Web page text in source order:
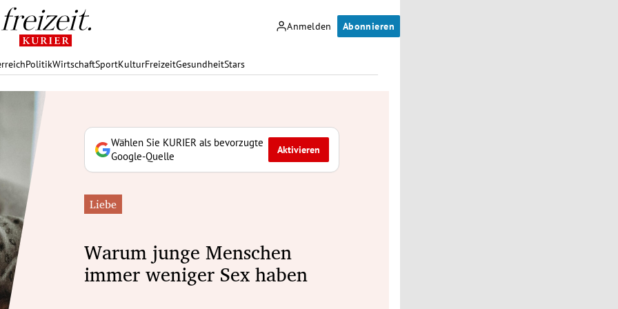
Anmelden Abonnieren
PolitikWirtschaftSportKulturFreizeitGesundheitStars
Wählen Sie KURIER als bevorzugte
Google-Quelle
Aktivieren
Liebe
Warum junge Menschen
immer weniger Sex haben